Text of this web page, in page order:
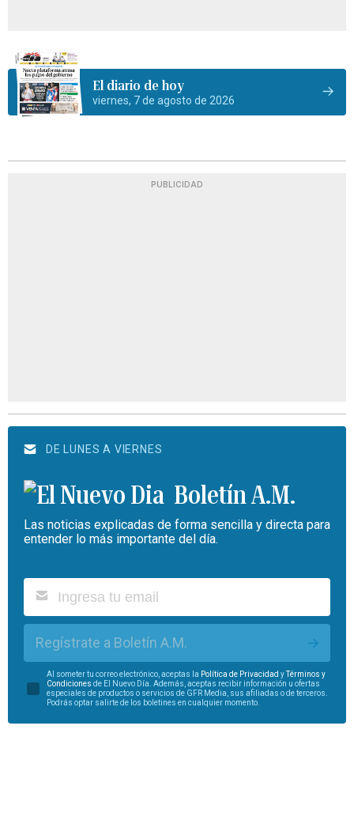
El diario de hoy
viernes, 7 de agosto de 2026
PUBLICIDAD
DE LUNES A VIERNES
Boletín A.M.
Las noticias explicadas de forma sencilla y directa para
entender lo más importante del día.
Regístrate a Boletín A.M.
Al someter tu correo electrónico, aceptas la Política de Privacidad y
Términos y
Condiciones de El Nuevo Día. Además, aceptas recibir información u ofertas
especiales de productos o servicios de GFR Media, sus afiliadas o de terceros.
Podrás optar salirte de los boletines en cualquier momento.